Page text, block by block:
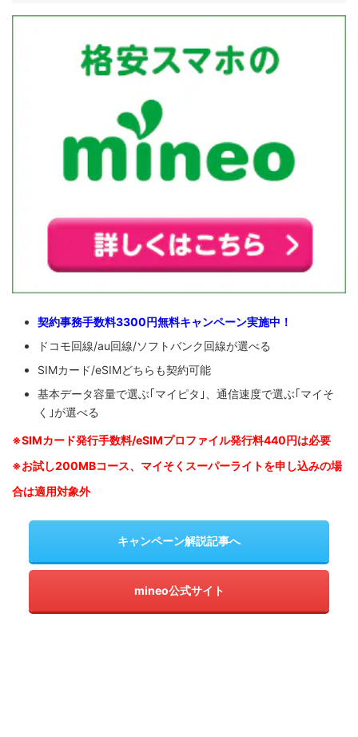
契約事務手数料3300円無料キャンペーン実施中！
ドコモ回線/au回線/ソフトバンク回線が選べる
SIMカード/eSIMどちらも契約可能
基本データ容量で選ぶ｢マイピタ｣、通信速度で選ぶ｢マイそ
く｣が選べる
※SIMカード発行手数料/eSIMプロファイル発行料440円は必要
※お試し200MBコース、マイそくスーパーライトを申し込みの場
合は適用対象外
キャンペーン解説記事へ
mineo公式サイト